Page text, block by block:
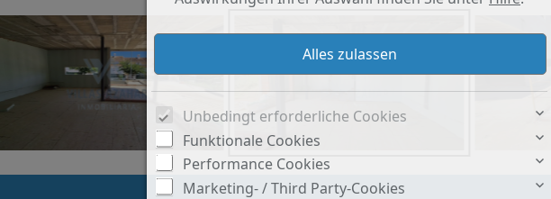
Unbedingt erforderliche Cookies
Funktionale Cookies
Performance Cookies
Marketing- / Third Party-Cookies